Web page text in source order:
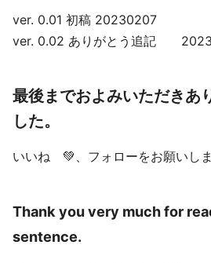
ver. 0.01 初稿 20230207
ver. 0.02 ありがとう追記
最後までおよみいただきあ
した。
いいね 💚、フォローをお願いしま
Thank you very much for
sentence.